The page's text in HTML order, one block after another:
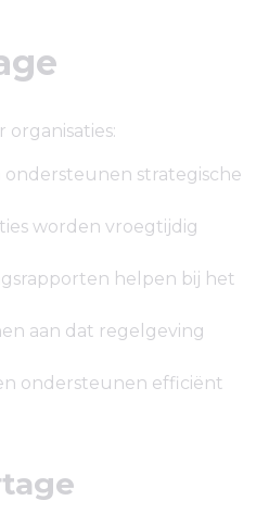
strategische
worden vroegtijdig
helpen bij het
aan dat regelgeving
ondersteunen efficiënt